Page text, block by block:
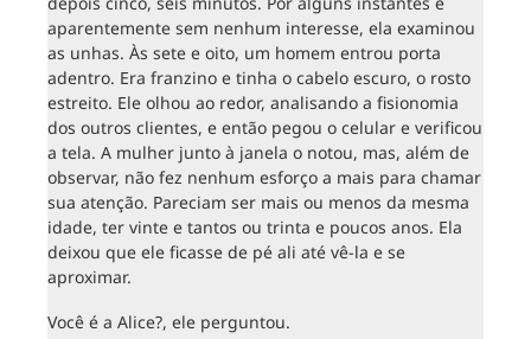
aparentemente sem nenhum interesse, ela examinou
as unhas. Às sete e oito, um homem entrou porta
adentro. Era franzino e tinha o cabelo escuro, o rosto
estreito. Ele olhou ao redor, analisando a fisionomia
dos outros clientes, e então pegou o celular e verificou
a tela. A mulher junto à janela o notou, mas, além de
observar, não fez nenhum esforço a mais para chamar
sua atenção. Pareciam ser mais ou menos da mesma
idade, ter vinte e tantos ou trinta e poucos anos. Ela
deixou que ele ficasse de pé ali até vê-la e se
aproximar.
Você é a Alice?, ele perguntou.